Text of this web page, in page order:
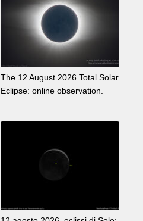
The 12 August 2026 Total Solar
Eclipse: online observation.